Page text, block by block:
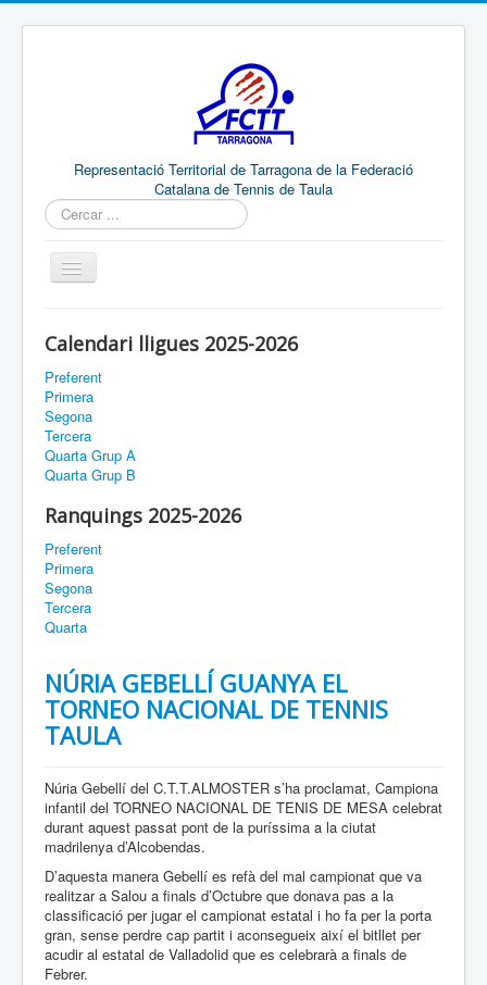
Representació Territorial de Tarragona de la Federació
Catalana de Tennis de Taula
Cercar
...
COMUNICACIÓ
RESULTATS
RANQUINGS
COMPETICIONS
Calendari lligues 2025-2026
Preferent
Primera
Segona
Tercera
Quarta Grup A
Quarta Grup B
Ranquings 2025-2026
Preferent
Primera
Segona
Tercera
Quarta
NÚRIA GEBELLÍ GUANYA EL
TORNEO NACIONAL DE TENNIS
TAULA
Núria Gebellí del C.T.T.ALMOSTER s’ha proclamat, Campiona
infantil del TORNEO NACIONAL DE TENIS DE MESA celebrat
durant aquest passat pont de la puríssima a la ciutat
madrilenya d’Alcobendas.
D’aquesta manera Gebellí es refà del mal campionat que va
realitzar a Salou a finals d’Octubre que donava pas a la
classificació per jugar el campionat estatal i ho fa per la porta
gran, sense perdre cap partit i aconsegueix així el bitllet per
acudir al estatal de Valladolid que es celebrarà a finals de
Febrer.